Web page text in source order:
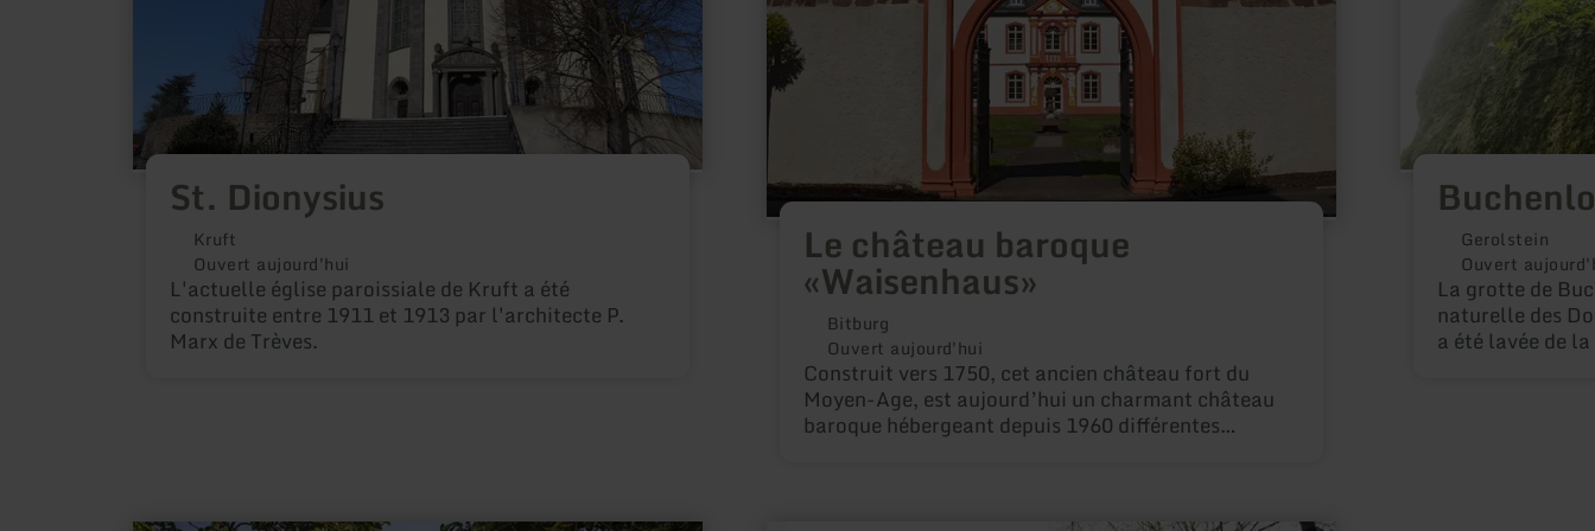
St. Dionysius
Kruft
Ouvert aujourd'hui
L'actuelle église paroissiale de Kruft a été
construite entre 1911 et 1913 par l'architecte P.
Marx de Trèves.
Le château baroque
«Waisenhaus»
Bitburg
Ouvert aujourd'hui
Construit vers 1750, cet ancien château fort du
Moyen-Age, est aujourd’hui un charmant château
baroque hébergeant depuis 1960 différentes
Gerolstein
Ouvert
La grotte de
naturelle des
a été lavée de